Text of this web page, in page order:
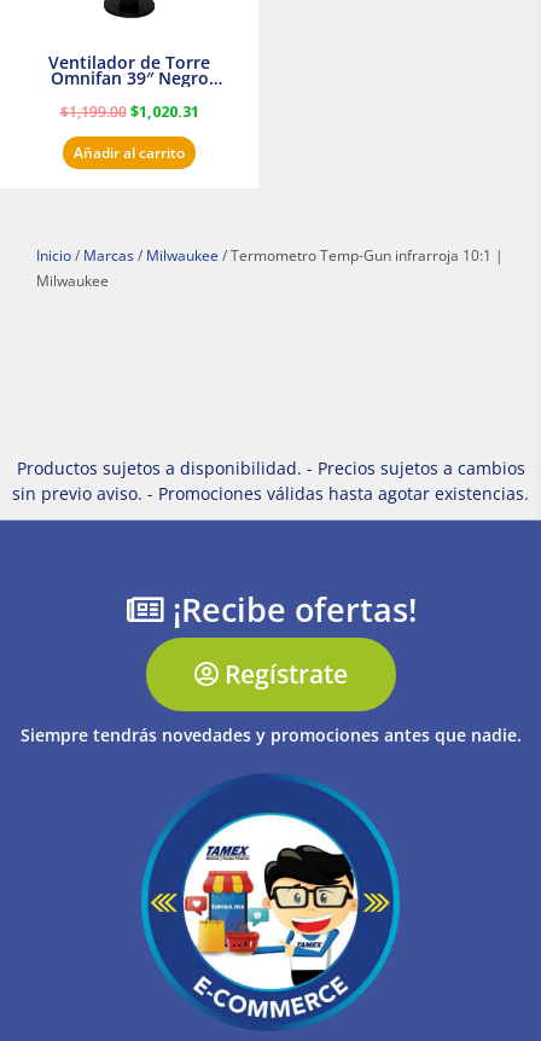
Ventilador de Torre
Omnifan 39″ Negro
$1,199.00 $1,020.31
Añadir al carrito
Inicio / Marcas / Milwaukee / Termometro Temp-Gun infrarroja 10:1 |
Milwaukee
Productos sujetos a disponibilidad. - Precios sujetos a cambios
sin previo aviso. - Promociones válidas hasta agotar existencias.
¡Recibe ofertas!
Regístrate
Siempre tendrás novedades y promociones antes que nadie.